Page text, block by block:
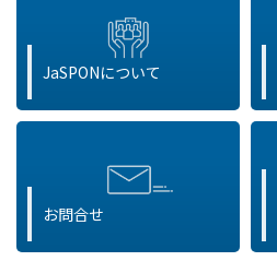
JaSPONについて
お問合せ